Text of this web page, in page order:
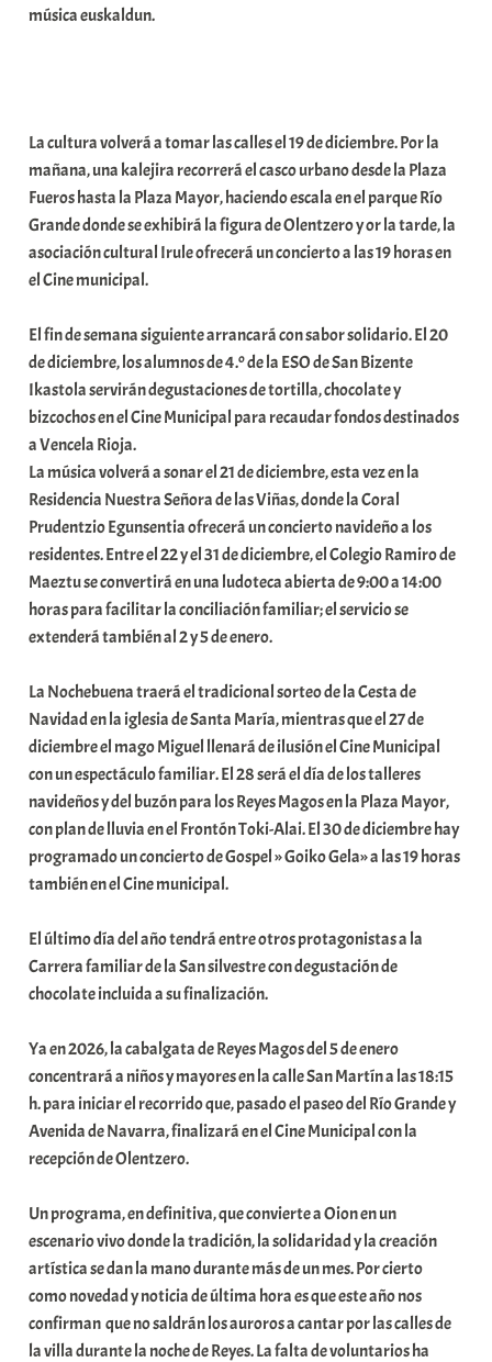
música euskaldun.
La cultura volverá a tomar las calles el 19 de diciembre. Por la
mañana, una kalejira recorrerá el casco urbano desde la Plaza
Fueros hasta la Plaza Mayor, haciendo escala en el parque Río
Grande donde se exhibirá la figura de Olentzero y or la tarde, la
asociación cultural Irule ofrecerá un concierto a las 19 horas en
el Cine municipal.
El fin de semana siguiente arrancará con sabor solidario. El 20
de diciembre, los alumnos de 4.º de la ESO de San Bizente
Ikastola servirán degustaciones de tortilla, chocolate y
bizcochos en el Cine Municipal para recaudar fondos destinados
a Vencela Rioja.
La música volverá a sonar el 21 de diciembre, esta vez en la
Residencia Nuestra Señora de las Viñas, donde la Coral
Prudentzio Egunsentia ofrecerá un concierto navideño a los
residentes. Entre el 22 y el 31 de diciembre, el Colegio Ramiro de
Maeztu se convertirá en una ludoteca abierta de 9:00 a 14:00
horas para facilitar la conciliación familiar; el servicio se
extenderá también al 2 y 5 de enero.
La Nochebuena traerá el tradicional sorteo de la Cesta de
Navidad en la iglesia de Santa María, mientras que el 27 de
diciembre el mago Miguel llenará de ilusión el Cine Municipal
con un espectáculo familiar. El 28 será el día de los talleres
navideños y del buzón para los Reyes Magos en la Plaza Mayor,
con plan de lluvia en el Frontón Toki-Alai. El 30 de diciembre hay
programado un concierto de Gospel » Goiko Gela» a las 19 horas
también en el Cine municipal.
El último día del año tendrá entre otros protagonistas a la
Carrera familiar de la San silvestre con degustación de
chocolate incluida a su finalización.
Ya en 2026, la cabalgata de Reyes Magos del 5 de enero
concentrará a niños y mayores en la calle San Martín a las 18:15
h. para iniciar el recorrido que, pasado el paseo del Río Grande y
Avenida de Navarra, finalizará en el Cine Municipal con la
recepción de Olentzero.
Un programa, en definitiva, que convierte a Oion en un
escenario vivo donde la tradición, la solidaridad y la creación
artística se dan la mano durante más de un mes. Por cierto
como novedad y noticia de última hora es que este año nos
confirman que no saldrán los auroros a cantar por las calles de
la villa durante la noche de Reyes. La falta de voluntarios ha